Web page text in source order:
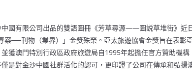
國有限公司出品的雙語圖冊《芳草尋源——圖説草堆街》近
案──刊物（業界）」金獎殊榮。亞太旅遊協會金獎旨在表彰
獲澳門特別行政區政府旅遊局自1995年起擔任官方贊助機構
是對金沙中國社群活化的認可，更印證了公司在傳承和弘揚